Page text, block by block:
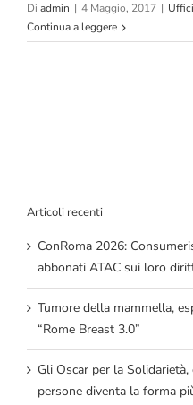
Di admin | 4 Maggio, 2017 |
Continua a leggere
Articoli recenti
ConRoma 2026:
abbonati ATAC sui loro
Tumore della mammella,
“Rome Breast 3.0”
Gli Oscar per la
persone diventa la forma